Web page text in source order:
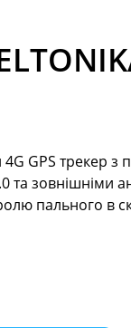
GPS трекер з
та зовнішніми
пального в